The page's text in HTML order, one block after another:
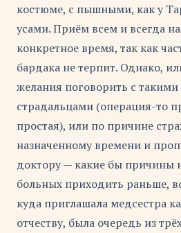
костюме, с пышными, как у
усами. Приём всем и всегда
конкретное время, так как
бардака не терпит. Однако,
желания поговорить с
страдальцами (операция-то
простая), или по причине
назначенному времени и
доктору — какие бы причины
больных приходить раньше,
куда приглашала медсестра
отчеству, была очередь из